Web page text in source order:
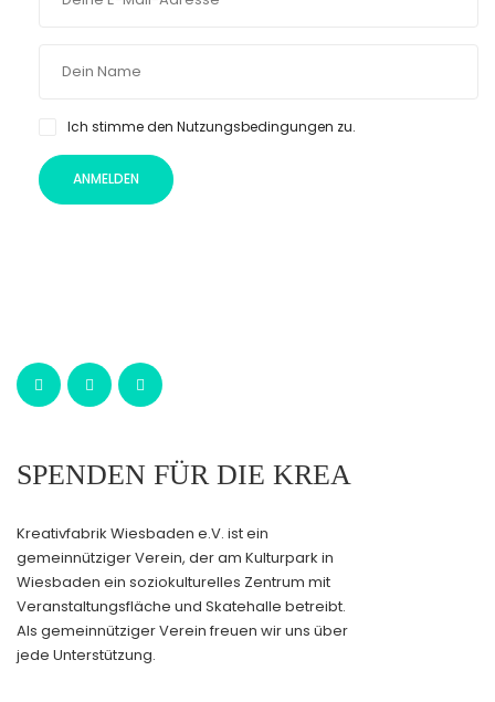
Ich stimme den Nutzungsbedingungen zu.
ANMELDEN
SPENDEN FÜR DIE KREA
Kreativfabrik Wiesbaden e.V. ist ein
gemeinnütziger Verein, der am Kulturpark in
Wiesbaden ein soziokulturelles Zentrum mit
Veranstaltungsfläche und Skatehalle betreibt.
Als gemeinnütziger Verein freuen wir uns über
jede Unterstützung.